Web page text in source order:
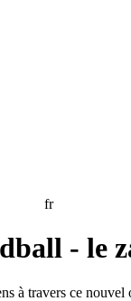
fr
- le
à travers ce